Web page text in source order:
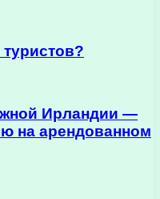
Ирландии —
на арендованном